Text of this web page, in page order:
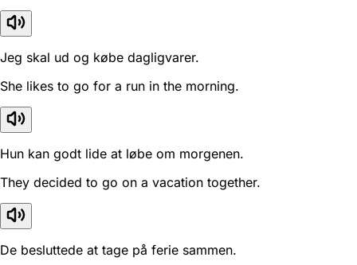
Jeg skal ud og købe dagligvarer.
She likes to go for a run in the morning.
Hun kan godt lide at løbe om morgenen.
They decided to go on a vacation together.
De besluttede at tage på ferie sammen.